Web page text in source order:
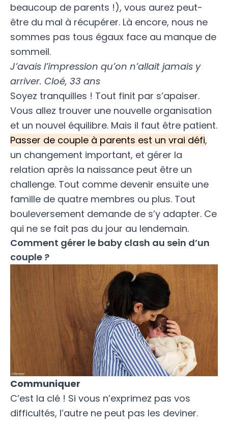
beaucoup de parents !), vous aurez peut-
être du mal à récupérer. Là encore, nous ne
sommes pas tous égaux face au manque de
sommeil.
J’avais l’impression qu’on n’allait jamais y
arriver. Cloé, 33 ans
Soyez tranquilles ! Tout finit par s’apaiser.
Vous allez trouver une nouvelle organisation
et un nouvel équilibre. Mais il faut être patient.
Passer de couple à parents est un vrai défi,
un changement important, et gérer la
relation après la naissance peut être un
challenge. Tout comme devenir ensuite une
famille de quatre membres ou plus. Tout
bouleversement demande de s’y adapter. Ce
qui ne se fait pas du jour au lendemain.
Comment gérer le baby clash au sein d’un
couple ?
Communiquer
C’est la clé ! Si vous n’exprimez pas vos
difficultés, l’autre ne peut pas les deviner.